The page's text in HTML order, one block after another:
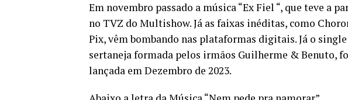
Em novembro passado a música “Ex Fiel “, que teve a
no TVZ do Multishow. Já as faixas inéditas, como
Pix, vêm bombando nas plataformas digitais. Já o
sertaneja formada pelos irmãos Guilherme & Benuto,
lançada em Dezembro de 2023.